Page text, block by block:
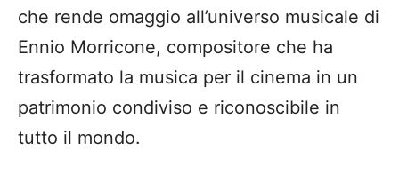
che rende omaggio all’universo musicale di
Ennio Morricone, compositore che ha
trasformato la musica per il cinema in un
patrimonio condiviso e riconoscibile in
tutto il mondo.